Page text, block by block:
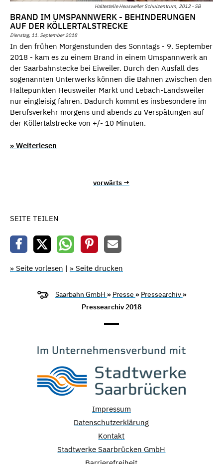
Haltestelle Heusweiler Schulzentrum, 2012 - SB
BRAND IM UMSPANNWERK - BEHINDERUNGEN
AUF DER KÖLLERTALSTRECKE
Dienstag, 11. September 2018
In den frühen Morgenstunden des Sonntags - 9. September
2018 - kam es zu einem Brand in einem Umspannwerk an
der Saarbahnstecke bei Eiweiler. Durch den Ausfall des
sogenannten Unterwerks können die Bahnen zwischen den
Haltepunkten Heusweiler Markt und Lebach-Landsweiler
nur eingleisig fahren. Dadurch kommt es insbesondere im
Berufsverkehr morgens und abends zu Verspätungen auf
der Köllertalstrecke von +/- 10 Minuten.
» Weiterlesen
vorwärts →
SEITE TEILEN
» Seite vorlesen | » Seite drucken
Saarbahn GmbH » Presse » Pressearchiv »
Pressearchiv 2018
Impressum
Datenschutzerklärung
Kontakt
Stadtwerke Saarbrücken GmbH